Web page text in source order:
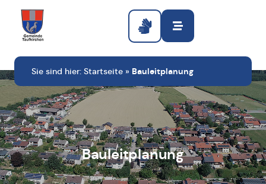
Sie sind hier: Startseite » Bauleitplanung
Bauleitplanung